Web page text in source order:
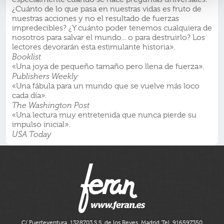
¿Cuánto de lo que pasa en nuestras vidas es fruto de
nuestras acciones y no el resultado de fuerzas
impredecibles? ¿Y cuánto poder tenemos cualquiera de
nosotros para salvar el mundo... o para destruirlo? Los
lectores devorarán esta estimulante historia».
Booklist
«Una joya de pequeño tamaño pero llena de fuerza».
Publishers Weekly
«Una fábula para un mundo que se vuelve más loco
cada día».
The Washington Post
«Una lectura muy entretenida que nunca pierde su
impulso inicial».
USA Today